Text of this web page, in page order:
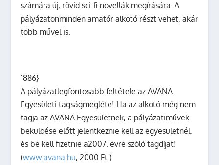
számára új, rövid sci-fi novellák megírására. A
pályázatonminden amatőr alkotó részt vehet, akár
több művel is.
1886}
A pályázatlegfontosabb feltétele az AVANA
Egyesületitagságmegléte! Ha az alkotó még nem
tagja az AVANA Egyesületnek, a pályázatiművek
beküldése előtt jelentkeznie kell az egyesületnél,
és be kell fizetnie a2007. évre szóló tagdíjat!
(www.avana.hu,2000 Ft.)